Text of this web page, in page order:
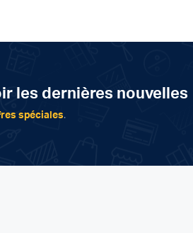
les dernières nouvelles
spéciales.